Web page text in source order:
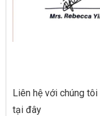
Liên hệ với chúng tôi
tại đây